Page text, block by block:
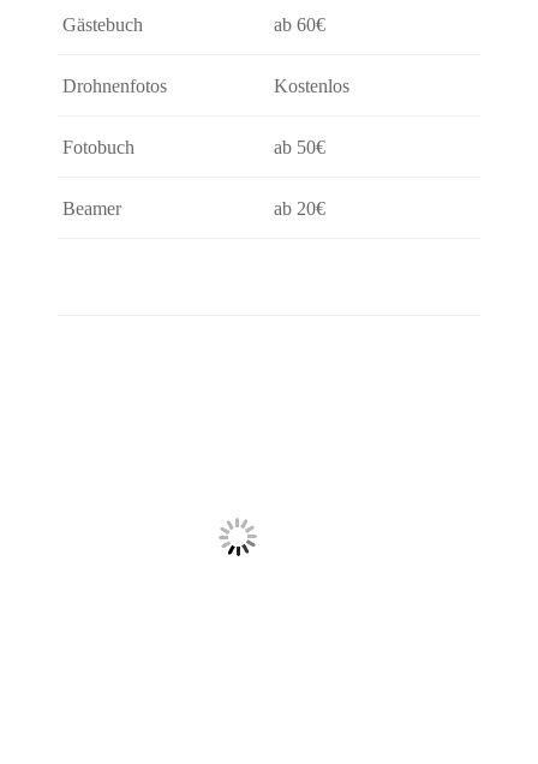
Gästebuch ab 60€
Drohnenfotos Kostenlos
Fotobuch ab 50€
Beamer ab 20€